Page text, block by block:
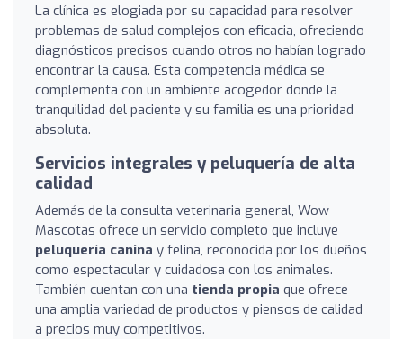
La clínica es elogiada por su capacidad para resolver
problemas de salud complejos con eficacia, ofreciendo
diagnósticos precisos cuando otros no habían logrado
encontrar la causa. Esta competencia médica se
complementa con un ambiente acogedor donde la
tranquilidad del paciente y su familia es una prioridad
absoluta.
Servicios integrales y peluquería de alta
calidad
Además de la consulta veterinaria general, Wow
Mascotas ofrece un servicio completo que incluye
peluquería canina y felina, reconocida por los dueños
como espectacular y cuidadosa con los animales.
También cuentan con una tienda propia que ofrece
una amplia variedad de productos y piensos de calidad
a precios muy competitivos.